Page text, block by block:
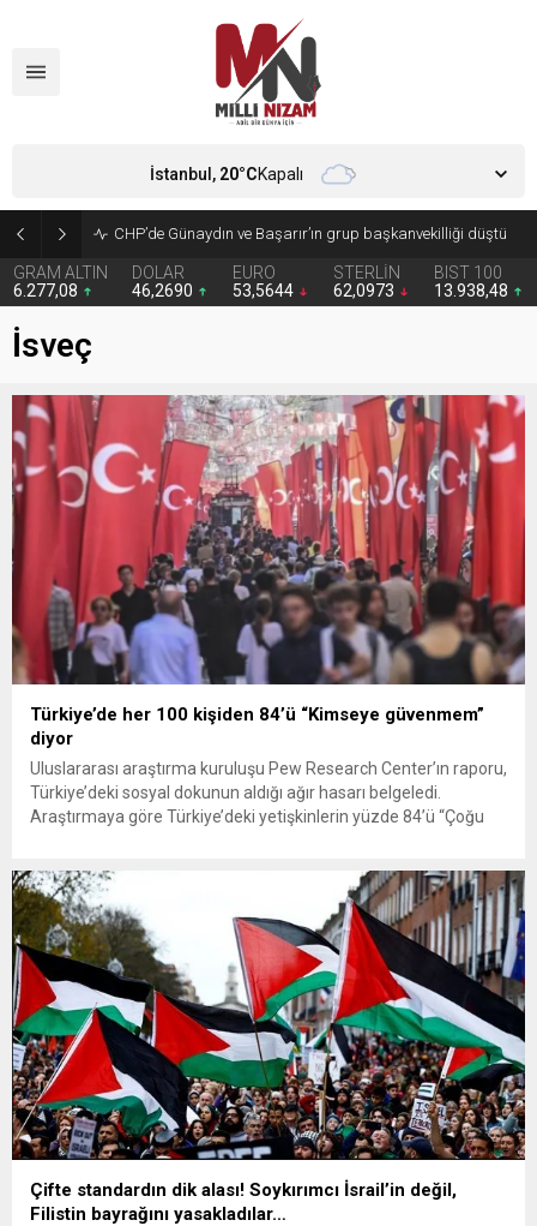
CHP’de Günaydın ve Başarır’ın grup başkanvekilliği düştü
GRAM ALTIN
6.277,08
DOLAR
46,2690
EURO
53,5644
STERLİN
62,0973
BIST 100
13.938,48
İstanbul, 20°CKapalı
İsveç
Türkiye’de her 100 kişiden 84’ü “Kimseye güvenmem”
diyor
Uluslararası araştırma kuruluşu Pew Research Center’ın raporu,
Türkiye’deki sosyal dokunun aldığı ağır hasarı belgeledi.
Araştırmaya göre Türkiye’deki yetişkinlerin yüzde 84’ü “Çoğu
aldı. “Emin” (Güvenilir) sıfatına sahip bir Peygamberin ümmeti
olan ve toplumsal dayanışmasıyla övünen...
Çifte standardın dik alası! Soykırımcı İsrail’in değil,
Filistin bayrağını yasakladılar…